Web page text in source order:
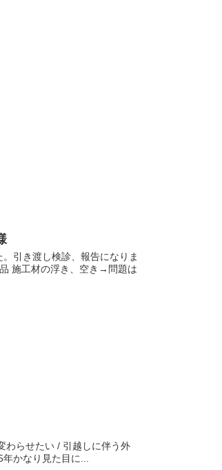
引き渡し検診、報告になりま
施工材の浮き、空き→問題は
わらせたい / 引越しに伴う外
かなり見た目に...